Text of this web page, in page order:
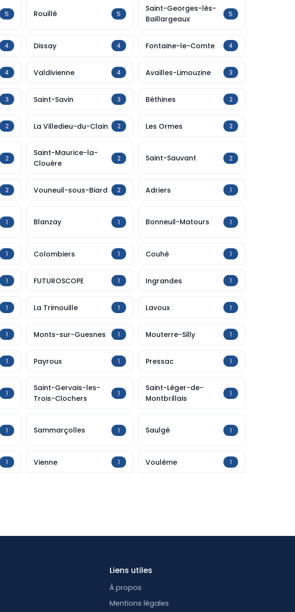
5 Rouillé 5
Saint-Georges-lès-
Baillargeaux
5
4 Dissay 4 Fontaine-le-Comte 4
4 Valdivienne 4 Availles-Limouzine 3
3 Saint-Savin 3 Béthines 2
2 La Villedieu-du-Clain 2 Les Ormes 2
2
Saint-Maurice-la-
Clouère
2 Saint-Sauvant 2
2 Vouneuil-sous-Biard 2 Adriers 1
1 Blanzay 1 Bonneuil-Matours 1
1 Colombiers 1 Couhé 1
1 FUTUROSCOPE 1 Ingrandes 1
1 La Trimouille 1 Lavoux 1
1 Monts-sur-Guesnes 1 Mouterre-Silly 1
1 Payroux 1 Pressac 1
1
Saint-Gervais-les-
Trois-Clochers
1
Saint-Léger-de-
Montbrillais
1
1 Sammarçolles 1 Saulgé 1
1 Vienne 1 Voulême 1
Liens utiles
À propos
Mentions légales